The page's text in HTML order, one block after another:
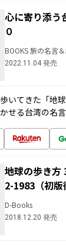
心に寄り添う
０
BOOKS 旅の名言
2022.11.04 発売
いてきた「地
せる台湾の名
地球の歩き方
2-1983（初版
D-Books
2018.12.20 発売